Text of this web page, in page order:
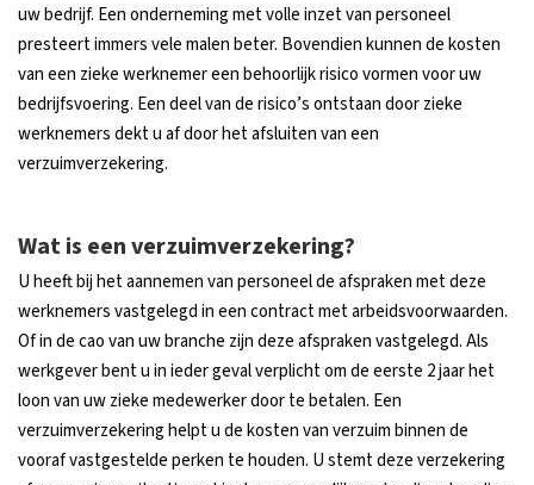
uw bedrijf. Een onderneming met volle inzet van personeel
presteert immers vele malen beter. Bovendien kunnen de kosten
van een zieke werknemer een behoorlijk risico vormen voor uw
bedrijfsvoering. Een deel van de risico’s ontstaan door zieke
werknemers dekt u af door het afsluiten van een
verzuimverzekering.
Wat is een verzuimverzekering?
U heeft bij het aannemen van personeel de afspraken met deze
werknemers vastgelegd in een contract met arbeidsvoorwaarden.
Of in de cao van uw branche zijn deze afspraken vastgelegd. Als
werkgever bent u in ieder geval verplicht om de eerste 2 jaar het
loon van uw zieke medewerker door te betalen. Een
verzuimverzekering helpt u de kosten van verzuim binnen de
vooraf vastgestelde perken te houden. U stemt deze verzekering